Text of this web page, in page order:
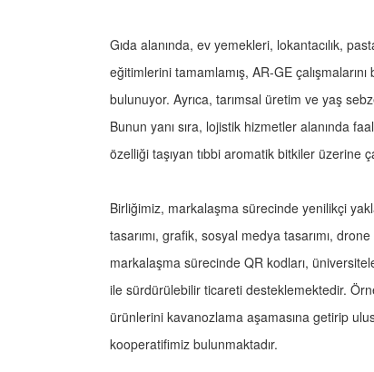
Gıda alanında, ev yemekleri, lokantacılık,
eğitimlerini tamamlamış, AR-GE
bulunuyor. Ayrıca, tarımsal üretim ve yaş
Bunun yanı sıra, lojistik hizmetler alanında
özelliği taşıyan tıbbi aromatik bitkiler üzerine
Birliğimiz, markalaşma sürecinde yenilikçi
tasarımı, grafik, sosyal medya tasarımı,
markalaşma sürecinde QR kodları,
ile sürdürülebilir ticareti desteklemektedir.
ürünlerini kavanozlama aşamasına getirip
kooperatifimiz bulunmaktadır.